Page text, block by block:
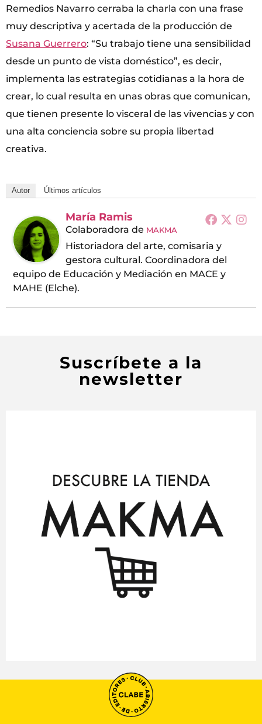
Remedios Navarro cerraba la charla con una frase
muy descriptiva y acertada de la producción de
Susana Guerrero: “Su trabajo tiene una sensibilidad
desde un punto de vista doméstico”, es decir,
implementa las estrategias cotidianas a la hora de
crear, lo cual resulta en unas obras que comunican,
que tienen presente lo visceral de las vivencias y con
una alta conciencia sobre su propia libertad
creativa.
Autor Últimos artículos
María Ramis
Colaboradora de MAKMA
Historiadora del arte, comisaria y
gestora cultural. Coordinadora del
equipo de Educación y Mediación en MACE y
MAHE (Elche).
Suscríbete a la
newsletter